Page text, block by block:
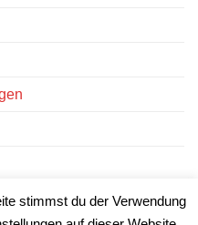
stimmst du der Verwendung